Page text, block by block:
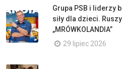
Grupa PSB i liderzy
siły dla dzieci.
„MRÓWKOLANDIA”
29 lipiec 2026